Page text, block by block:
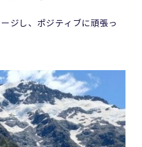
ジし、ポジティブに頑張っ